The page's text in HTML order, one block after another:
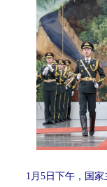
1月5日下午，国家